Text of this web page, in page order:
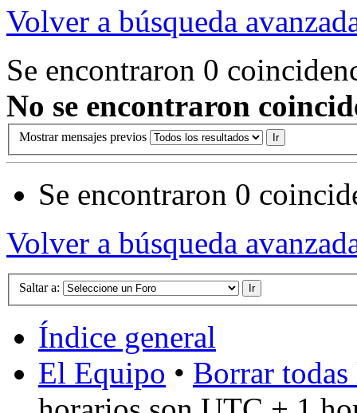
Volver a búsqueda
Se encontraron 0
No se encontraron
Mostrar mensajes previos
Se encontraron 0
Volver a búsqueda
Saltar a:
Índice general
El Equipo • Borrar